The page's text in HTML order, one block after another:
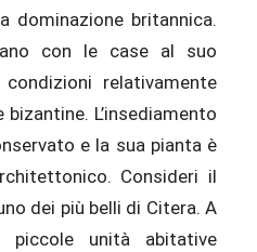
dominazione britannica.
con le case al suo
relativamente
L’insediamento
e la sua pianta è
Consideri il
dei più belli di Citera. A
unità abitative